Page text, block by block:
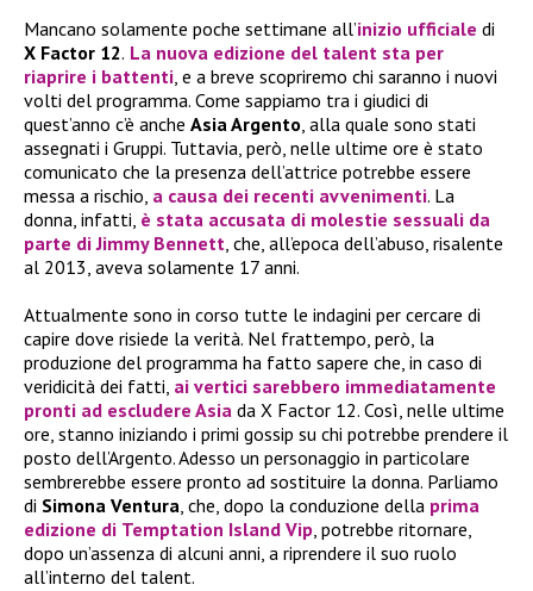
Mancano solamente poche settimane all’inizio ufficiale di
X Factor 12. La nuova edizione del talent sta per
riaprire i battenti, e a breve scopriremo chi saranno i nuovi
volti del programma. Come sappiamo tra i giudici di
quest’anno c’è anche Asia Argento, alla quale sono stati
assegnati i Gruppi. Tuttavia, però, nelle ultime ore è stato
comunicato che la presenza dell’attrice potrebbe essere
messa a rischio, a causa dei recenti avvenimenti. La
donna, infatti, è stata accusata di molestie sessuali da
parte diJimmy Bennett, che, all’epoca dell’abuso, risalente
al 2013, aveva solamente 17 anni.
Attualmente sono in corso tutte le indagini per cercare di
capire dove risiede la verità. Nel frattempo, però, la
produzione del programma ha fatto sapere che, in caso di
veridicità dei fatti, ai vertici sarebbero immediatamente
pronti ad escludere Asia da X Factor 12. Così, nelle ultime
ore, stanno iniziando i primi gossip su chi potrebbe prendere il
posto dell’Argento. Adesso un personaggio in particolare
sembrerebbe essere pronto ad sostituire la donna. Parliamo
di Simona Ventura, che, dopo la conduzione della prima
edizione di Temptation Island Vip, potrebbe ritornare,
dopo un’assenza di alcuni anni, a riprendere il suo ruolo
all’interno del talent.